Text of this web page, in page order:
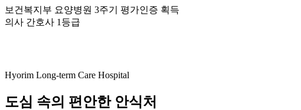
보건복지부 요양병원 3주기 평가인증 획득
의사 간호사 1등급
Hyorim Long-term Care Hospital
도심 속의 편안한 안식처